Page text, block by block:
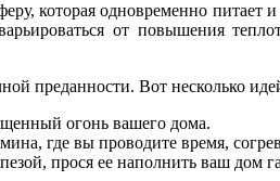
которая одновременно
от повышения
преданности. Вот несколько
огонь вашего дома.
где вы проводите время,
прося ее наполнить ваш дом